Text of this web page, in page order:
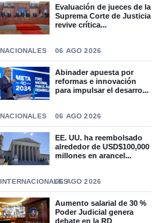
Evaluación de jueces de la
Suprema Corte de Justicia
revive crítica...
NACIONALES 06 AGO 2026
Abinader apuesta por
reformas e innovación
para impulsar el desarro...
NACIONALES 06 AGO 2026
EE. UU. ha reembolsado
alrededor de USD$100,000
millones en arancel...
INTERNACIONALES06 AGO 2026
Aumento salarial de 30 %
Poder Judicial genera
debate en la RD